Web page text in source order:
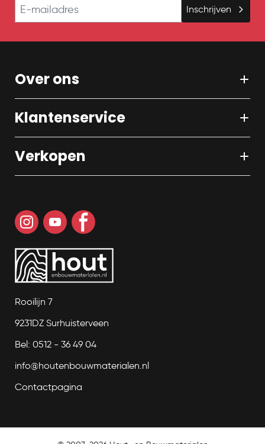
Inschrijven
Over ons
Klantenservice
Verkopen
Rooilijn 7
9231DZ Surhuisterveen
Bel: 0512 - 36 49 04
info@houtenbouwmaterialen.nl
Contactpagina